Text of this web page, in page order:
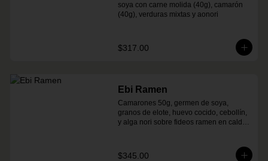
soya con carne molida (40g), camarón
(40g), verduras mixtas y aonori
$317.00
Ebi Ramen
Camarones 50g, germen de soya,
granos de elote, huevo cocido, cebollín,
y alga nori sobre fideos ramen en caldo
$345.00